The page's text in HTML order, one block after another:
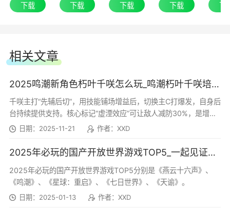
4、全新声骸
怒」、「心傀・忧」、「心傀・思」、「心傀・
悲」、「心傀・恐」、「霁息兽尊・身」、「霁息
庭候」、「石庭候」、「金庭候」
5、版本活动
新增【残象聚落】：「落渊南丘残象聚落」
【潮汐任务】第四章・第一幕「山雨欲来风满
楼」
【潮汐任务】第四章・第二幕「玄翎振壑定澜
音」
【潮汐任务】第四章・幕间「灵籁之契冥相
因」
【危行任务】「紧急事件：核心危机」
下载 下载 下载 下载 下
相关文章
2025鸣潮新角色朽叶千咲怎么玩_鸣潮朽叶千咲培养教学攻略
千咲主打“先辅后切”，用技能铺场增益后，切换主C打爆发，自身后
台持续提供支持。核心标记“虚湮效应”可让敌人减防30%，是增伤
关键。日期：2025-11-21 作者：XXD
2025年必玩的国产开放世界游戏TOP5_一起见证国产游戏崛起时刻
2025年必玩的国产开放世界游戏TOP5分别是《燕云十六声》、
《鸣潮》、《星球：重启》、《七日世界》、《天谕》。
日期：2025-01-13 作者：XXD